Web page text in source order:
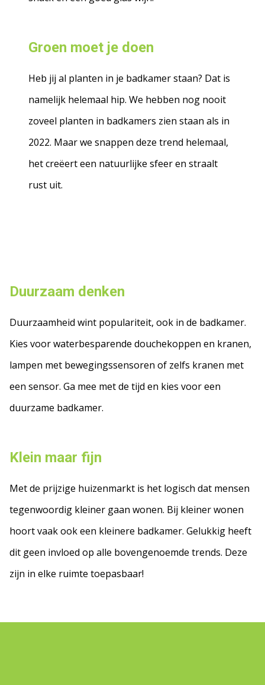
Groen moet je doen
Heb jij al planten in je badkamer staan? Dat is
namelijk helemaal hip. We hebben nog nooit
zoveel planten in badkamers zien staan als in
2022. Maar we snappen deze trend helemaal,
het creëert een natuurlijke sfeer en straalt
rust uit.
Duurzaam denken
Duurzaamheid wint populariteit, ook in de badkamer.
Kies voor waterbesparende douchekoppen en kranen,
lampen met bewegingssensoren of zelfs kranen met
een sensor. Ga mee met de tijd en kies voor een
duurzame badkamer.
Klein maar fijn
Met de prijzige huizenmarkt is het logisch dat mensen
tegenwoordig kleiner gaan wonen. Bij kleiner wonen
hoort vaak ook een kleinere badkamer. Gelukkig heeft
dit geen invloed op alle bovengenoemde trends. Deze
zijn in elke ruimte toepasbaar!